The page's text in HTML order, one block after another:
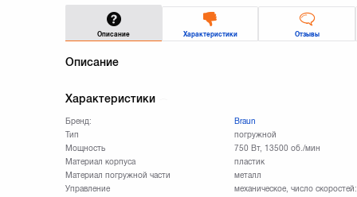
Описание Характеристики Отзывы
Описание
Характеристики
Бренд:
Braun
Тип
погружной
Мощность
750 Вт, 13500 об./мин
Материал корпуса
пластик
Материал погружной части
металл
Управление
механическое, число